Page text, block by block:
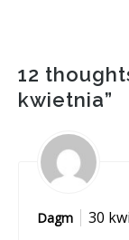
12
kwietnia”
Dagm
30